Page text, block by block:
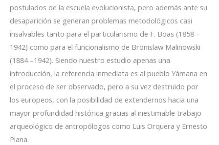
postulados de la escuela evolucionista, pero además ante su
desaparición se generan problemas metodológicos casi
insalvables tanto para el particularismo de F. Boas (1858 –
1942) como para el funcionalismo de Bronislaw Malinowski
(1884 –1942). Siendo nuestro estudio apenas una
introducción, la referencia inmediata es al pueblo Yámana en
el proceso de ser observado, pero a su vez destruido por
los europeos, con la posibilidad de extendernos hacia una
mayor profundidad histórica gracias al inestimable trabajo
arqueológico de antropólogos como Luis Orquera y Ernesto
Piana.